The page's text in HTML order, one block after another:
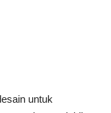
untuk